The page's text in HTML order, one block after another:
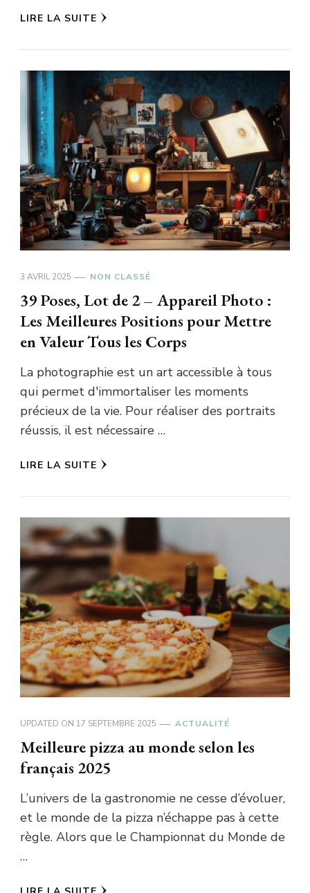
LIRE LA SUITE
3 AVRIL 2025 NON CLASSÉ
39 Poses, Lot de 2 – Appareil Photo :
Les Meilleures Positions pour Mettre
en Valeur Tous les Corps
La photographie est un art accessible à tous
qui permet d'immortaliser les moments
précieux de la vie. Pour réaliser des portraits
réussis, il est nécessaire …
LIRE LA SUITE
UPDATED ON 17 SEPTEMBRE 2025 ACTUALITÉ
Meilleure pizza au monde selon les
français 2025
L’univers de la gastronomie ne cesse d’évoluer,
et le monde de la pizza n’échappe pas à cette
règle. Alors que le Championnat du Monde de
…